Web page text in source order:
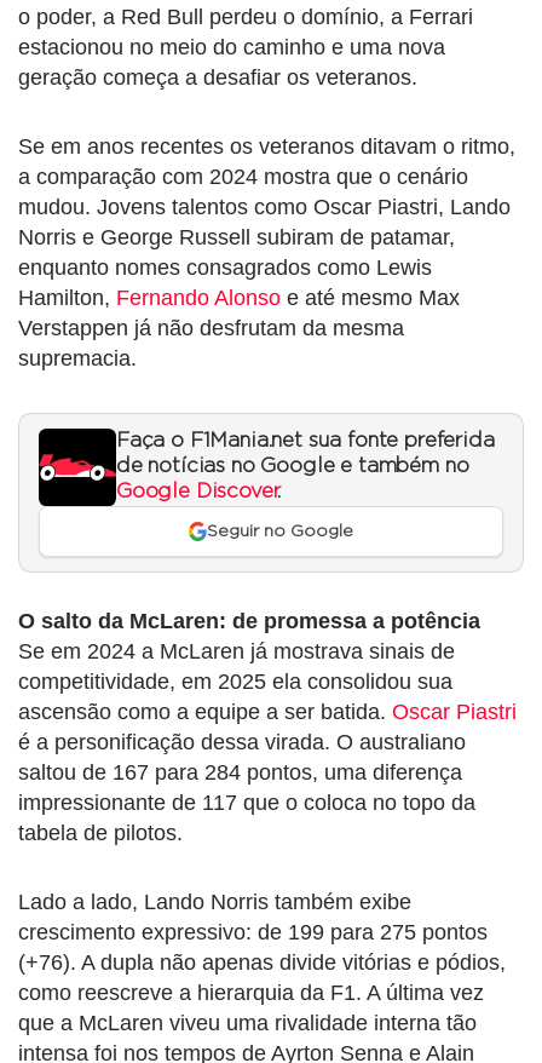
o poder, a Red Bull perdeu o domínio, a Ferrari
estacionou no meio do caminho e uma nova
geração começa a desafiar os veteranos.
Se em anos recentes os veteranos ditavam o ritmo,
a comparação com 2024 mostra que o cenário
mudou. Jovens talentos como Oscar Piastri, Lando
Norris e George Russell subiram de patamar,
enquanto nomes consagrados como Lewis
Hamilton, Fernando Alonso e até mesmo Max
Verstappen já não desfrutam da mesma
supremacia.
Faça o F1Mania.net sua fonte preferida
de notícias no Google e também no
Google Discover.
Seguir no Google
O salto da McLaren: de promessa a potência
Se em 2024 a McLaren já mostrava sinais de
competitividade, em 2025 ela consolidou sua
ascensão como a equipe a ser batida. Oscar Piastri
é a personificação dessa virada. O australiano
saltou de 167 para 284 pontos, uma diferença
impressionante de 117 que o coloca no topo da
tabela de pilotos.
Lado a lado, Lando Norris também exibe
crescimento expressivo: de 199 para 275 pontos
(+76). A dupla não apenas divide vitórias e pódios,
como reescreve a hierarquia da F1. A última vez
que a McLaren viveu uma rivalidade interna tão
intensa foi nos tempos de Ayrton Senna e Alain